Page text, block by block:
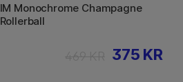
IM Monochrome Champagne
Rollerball
375 KR